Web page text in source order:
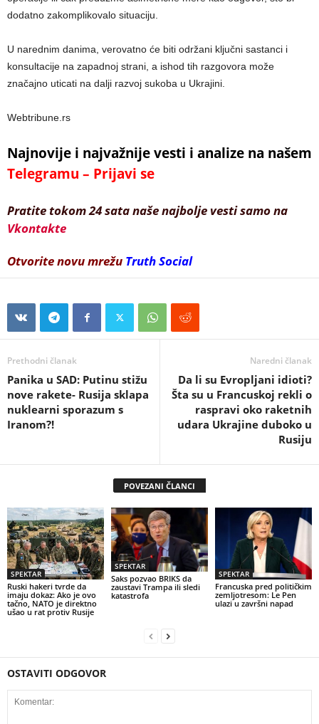
dodatno zakomplikovalo situaciju.
U narednim danima, verovatno će biti održani ključni sastanci i
konsultacije na zapadnoj strani, a ishod tih razgovora može
značajno uticati na dalji razvoj sukoba u Ukrajini.
Webtribune.rs
Najnovije i najvažnije vesti i analize na našem
Telegramu – Prijavi se
Pratite tokom 24 sata naše najbolje vesti samo na
Vkontakte
Otvorite novu mrežu Truth Social
Prethodni članak
Panika u SAD: Putinu stižu
nove rakete- Rusija sklapa
nuklearni sporazum s
Iranom?!
Naredni članak
Da li su Evropljani idioti?
Šta su u Francuskoj rekli o
raspravi oko raketnih
udara Ukrajine duboko u
Rusiju
POVEZANI ČLANCI
SPEKTAR
Ruski hakeri tvrde da
imaju dokaz: Ako je ovo
tačno, NATO je direktno
ušao u rat protiv Rusije
SPEKTAR
Saks pozvao BRIKS da
zaustavi Trampa ili sledi
katastrofa
SPEKTAR
Francuska pred političkim
zemljotresom: Le Pen
ulazi u završni napad
OSTAVITI ODGOVOR